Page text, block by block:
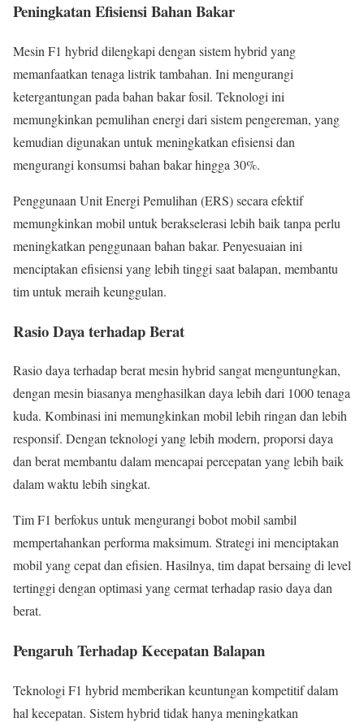
Peningkatan Efisiensi Bahan Bakar
Mesin F1 hybrid dilengkapi dengan sistem hybrid yang
memanfaatkan tenaga listrik tambahan. Ini mengurangi
ketergantungan pada bahan bakar fosil. Teknologi ini
memungkinkan pemulihan energi dari sistem pengereman, yang
kemudian digunakan untuk meningkatkan efisiensi dan
mengurangi konsumsi bahan bakar hingga 30%.
Penggunaan Unit Energi Pemulihan (ERS) secara efektif
memungkinkan mobil untuk berakselerasi lebih baik tanpa perlu
meningkatkan penggunaan bahan bakar. Penyesuaian ini
menciptakan efisiensi yang lebih tinggi saat balapan, membantu
tim untuk meraih keunggulan.
Rasio Daya terhadap Berat
Rasio daya terhadap berat mesin hybrid sangat menguntungkan,
dengan mesin biasanya menghasilkan daya lebih dari 1000 tenaga
kuda. Kombinasi ini memungkinkan mobil lebih ringan dan lebih
responsif. Dengan teknologi yang lebih modern, proporsi daya
dan berat membantu dalam mencapai percepatan yang lebih baik
dalam waktu lebih singkat.
Tim F1 berfokus untuk mengurangi bobot mobil sambil
mempertahankan performa maksimum. Strategi ini menciptakan
mobil yang cepat dan efisien. Hasilnya, tim dapat bersaing di level
tertinggi dengan optimasi yang cermat terhadap rasio daya dan
berat.
Pengaruh Terhadap Kecepatan Balapan
Teknologi F1 hybrid memberikan keuntungan kompetitif dalam
hal kecepatan. Sistem hybrid tidak hanya meningkatkan